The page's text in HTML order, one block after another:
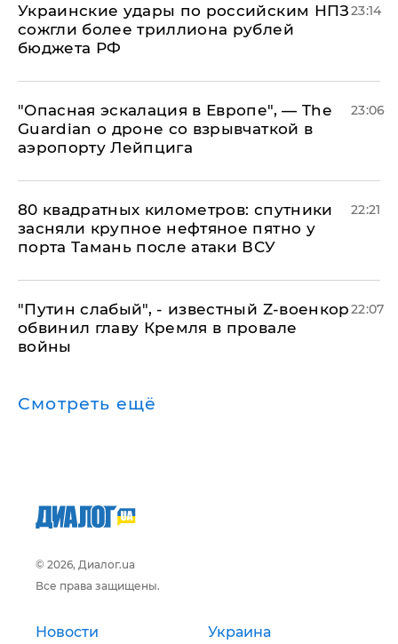
Украинские удары по российским НПЗ
сожгли более триллиона рублей
бюджета РФ
23:14
"Опасная эскалация в Европе", — The
Guardian о дроне со взрывчаткой в
аэропорту Лейпцига
23:06
80 квадратных километров: спутники
засняли крупное нефтяное пятно у
порта Тамань после атаки ВСУ
22:21
​"Путин слабый", - известный Z-военкор
обвинил главу Кремля в провале
войны
22:07
Смотреть ещё
© 2026, Диалог.ua
Все права защищены.
Новости Украина